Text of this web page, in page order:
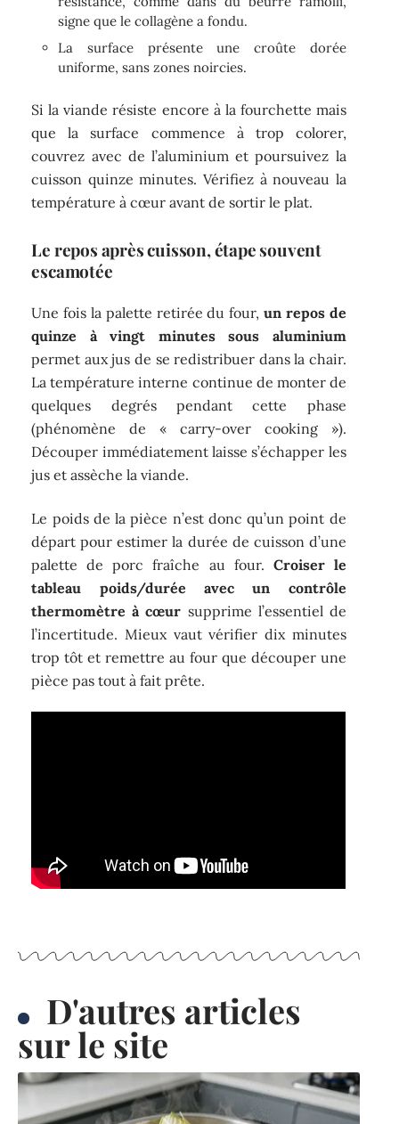
signe que le collagène a fondu.
La surface présente une croûte dorée
uniforme, sans zones noircies.
Si la viande résiste encore à la fourchette mais
que la surface commence à trop colorer,
couvrez avec de l’aluminium et poursuivez la
cuisson quinze minutes. Vérifiez à nouveau la
température à cœur avant de sortir le plat.
Le repos après cuisson, étape souvent
escamotée
Une fois la palette retirée du four,un repos de
quinze à vingt minutes sous aluminium
permet aux jus de se redistribuer dans la chair.
La température interne continue de monter de
quelques degrés pendant cette phase
(phénomène de « carry-over cooking »).
Découper immédiatement laisse s’échapper les
jus et assèche la viande.
Le poids de la pièce n’est donc qu’un point de
départ pour estimer la durée de cuisson d’une
palette de porc fraîche au four. Croiser le
tableau poids/durée avec un contrôle
thermomètre à cœur supprime l’essentiel de
l’incertitude. Mieux vaut vérifier dix minutes
trop tôt et remettre au four que découper une
pièce pas tout à fait prête.
D'autres articles
sur le site